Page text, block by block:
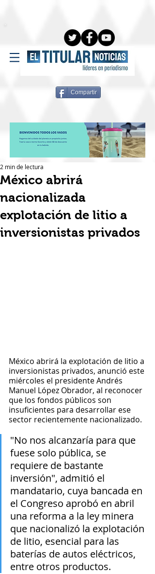
Compartir
México abrirá
nacionalizada
explotación de litio a
inversionistas privados
2 min de lectura
México abrirá la explotación de litio a
inversionistas privados, anunció este
miércoles el presidente Andrés
Manuel López Obrador, al reconocer
que los fondos públicos son
insuficientes para desarrollar ese
sector recientemente nacionalizado.
"No nos alcanzaría para que
fuese solo pública, se
requiere de bastante
inversión", admitió el
mandatario, cuya bancada en
el Congreso aprobó en abril
una reforma a la ley minera
que nacionalizó la explotación
de litio, esencial para las
baterías de autos eléctricos,
entre otros productos.